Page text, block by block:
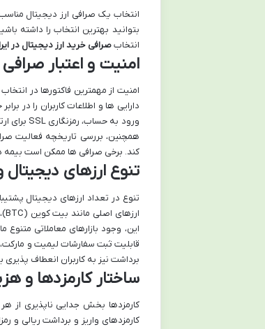
انتخاب یک صرافی ارز دیجیتال
بتوانید بهترین انتخاب را داشته
انتخابصرافی خرید ارز دیجیتال در
امنیت و اعتبار صرافی
امنیت از مهمترین فاکتورها در
همچنین، بررسی تاریخچه فعالیت
کند. برخی صرافی ها ممکن است بیمه
تنوع ارزهای دیجیتال
تنوع در تعداد ارزهای دیجیتال
قابلیت ثبت سفارشات لیمیت و
برداشت نیز به کاربران انعطاف
ساختار کارمزدها و
کارمزدها بخش جدایی ناپذیری از
کارمزدهای واریز و برداشت ریالی و